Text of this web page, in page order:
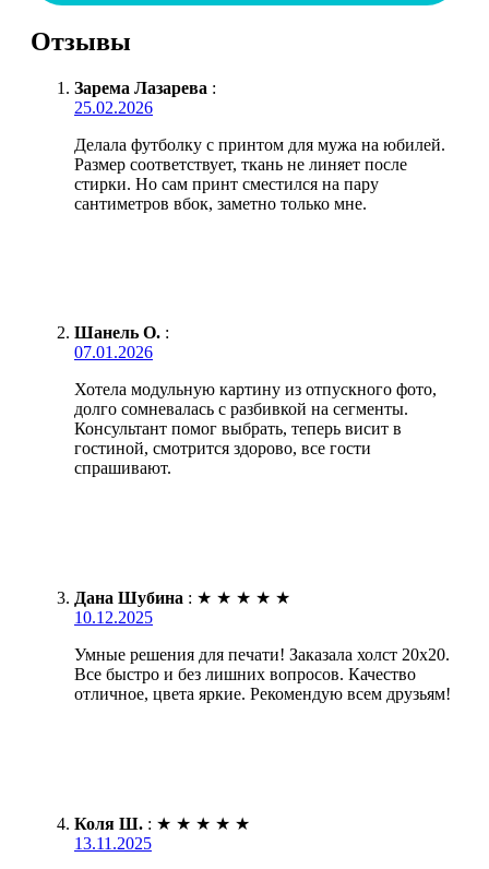
Отзывы
Зарема Лазарева :
25.02.2026
Делала футболку с принтом для мужа на юбилей.
Размер соответствует, ткань не линяет после
стирки. Но сам принт сместился на пару
сантиметров вбок, заметно только мне.
Шанель О. :
07.01.2026
Хотела модульную картину из отпускного фото,
долго сомневалась с разбивкой на сегменты.
Консультант помог выбрать, теперь висит в
гостиной, смотрится здорово, все гости
спрашивают.
Дана Шубина : ★ ★ ★ ★ ★
10.12.2025
Умные решения для печати! Заказала холст 20х20.
Все быстро и без лишних вопросов. Качество
отличное, цвета яркие. Рекомендую всем друзьям!
Коля Ш. : ★ ★ ★ ★ ★
13.11.2025